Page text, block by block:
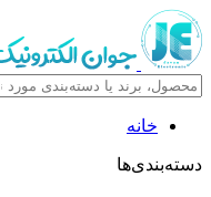
خانه
دسته‌بندی‌ها